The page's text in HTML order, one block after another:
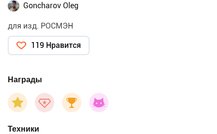
Goncharov Oleg
для изд. РОСМЭН
119 Нравится
Награды
Техники